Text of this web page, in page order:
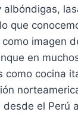
albóndigas,
que
imagen
en
como cocina
desde el Perú